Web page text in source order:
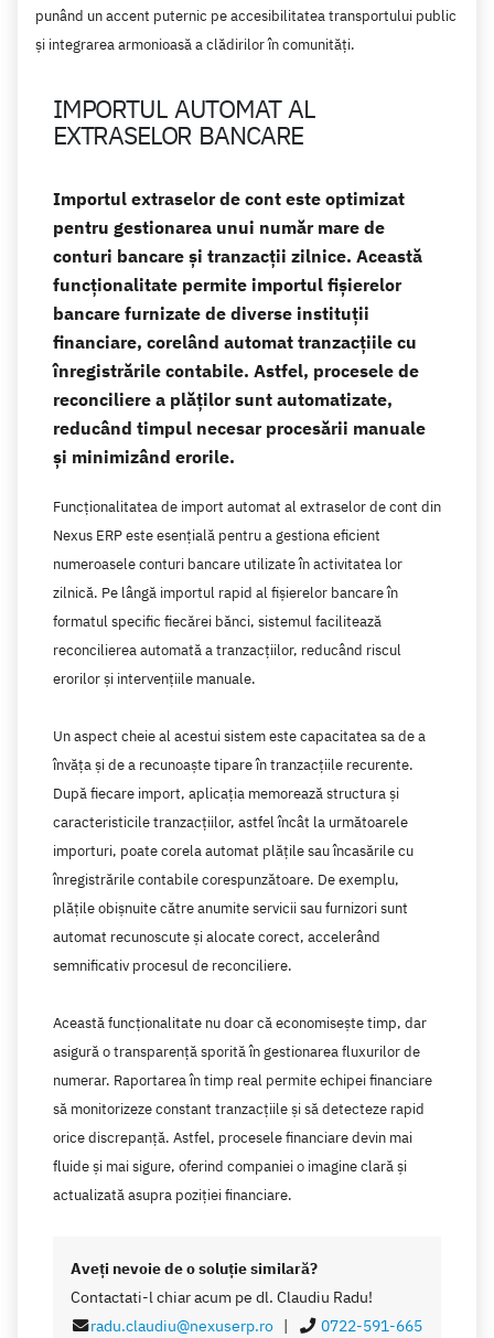
punând un accent puternic pe accesibilitatea transportului public
și integrarea armonioasă a clădirilor în comunități.
IMPORTUL AUTOMAT AL
EXTRASELOR BANCARE
Importul extraselor de cont este optimizat
pentru gestionarea unui număr mare de
conturi bancare și tranzacții zilnice. Această
funcționalitate permite importul fișierelor
bancare furnizate de diverse instituții
financiare, corelând automat tranzacțiile cu
înregistrările contabile. Astfel, procesele de
reconciliere a plăților sunt automatizate,
reducând timpul necesar procesării manuale
și minimizând erorile.
Funcționalitatea de import automat al extraselor de cont din
Nexus ERP este esențială pentru a gestiona eficient
numeroasele conturi bancare utilizate în activitatea lor
zilnică. Pe lângă importul rapid al fișierelor bancare în
formatul specific fiecărei bănci, sistemul facilitează
reconcilierea automată a tranzacțiilor, reducând riscul
erorilor și intervențiile manuale.
Un aspect cheie al acestui sistem este capacitatea sa de a
învăța și de a recunoaște tipare în tranzacțiile recurente.
După fiecare import, aplicația memorează structura și
caracteristicile tranzacțiilor, astfel încât la următoarele
importuri, poate corela automat plățile sau încasările cu
înregistrările contabile corespunzătoare. De exemplu,
plățile obișnuite către anumite servicii sau furnizori sunt
automat recunoscute și alocate corect, accelerând
semnificativ procesul de reconciliere.
Această funcționalitate nu doar că economisește timp, dar
asigură o transparență sporită în gestionarea fluxurilor de
numerar. Raportarea în timp real permite echipei financiare
să monitorizeze constant tranzacțiile și să detecteze rapid
orice discrepanță. Astfel, procesele financiare devin mai
fluide și mai sigure, oferind companiei o imagine clară și
actualizată asupra poziției financiare.
Aveţi nevoie de o soluţie similară?
Contactati-l chiar acum pe dl. Claudiu Radu!
radu.claudiu@nexuserp.ro| 0722-591-665